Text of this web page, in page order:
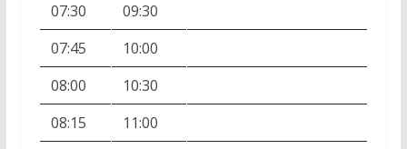
07:30
09:30
07:45
10:00
08:00
10:30
08:15
11:00